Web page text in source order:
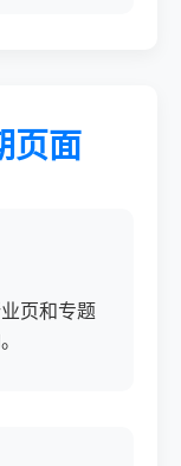
页面
页和专题